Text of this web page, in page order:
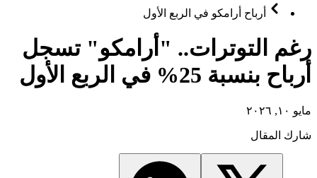
أرباح أرامكو في الربع الأول
رغم التوترات.. "أرامكو" تسجل
أرباح بنسبة 25% في الربع الأول
مايو ١٠, ٢٠٢٦
شارك المقال